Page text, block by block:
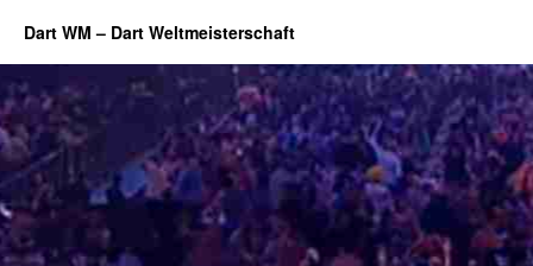
Dart WM – Dart Weltmeisterschaft